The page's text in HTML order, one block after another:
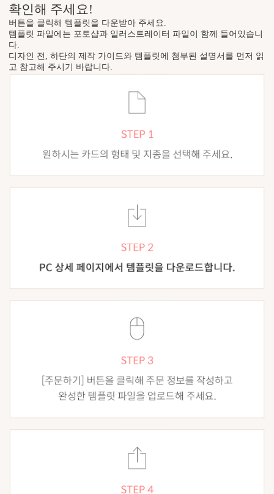
확인해 주세요!
버튼을 클릭해 템플릿을 다운받아 주세요.
템플릿 파일에는 포토샵과 일러스트레이터 파일이 함께 들어있습니
다.
디자인 전, 하단의 제작 가이드와 템플릿에 첨부된 설명서를 먼저 읽
고 참고해 주시기 바랍니다.